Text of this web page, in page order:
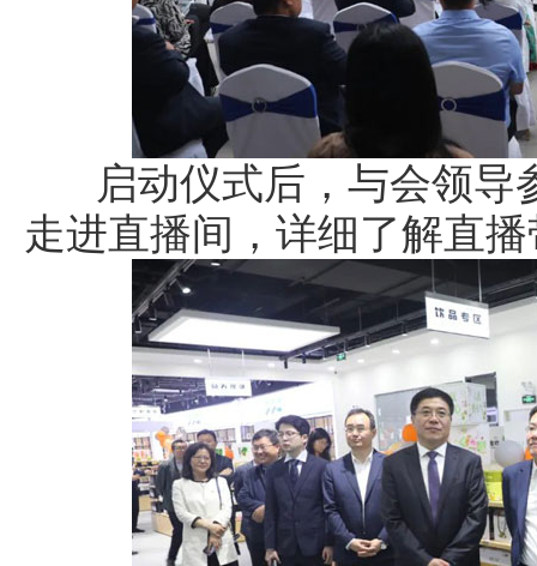
启动仪式后，与会领导
走进直播间，详细了解直